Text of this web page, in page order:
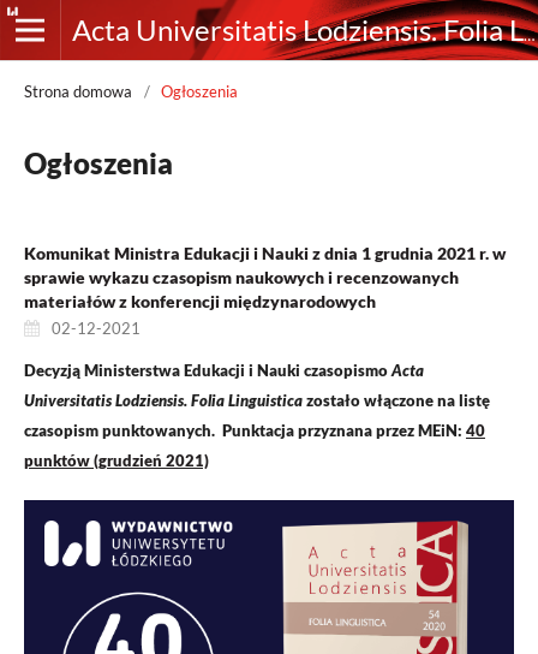
Acta Universitatis Lodziensis. Folia Linguistica
Strona domowa / Ogłoszenia
Ogłoszenia
Komunikat Ministra Edukacji i Nauki z dnia 1 grudnia 2021 r. w
sprawie wykazu czasopism naukowych i recenzowanych
materiałów z konferencji międzynarodowych
02-12-2021
Decyzją Ministerstwa Edukacji i Nauki czasopismoActa
Universitatis Lodziensis. Folia Linguisticazostało włączone na listę
czasopism punktowanych. Punktacja przyznana przez MEiN: 40
punktów (grudzień 2021)